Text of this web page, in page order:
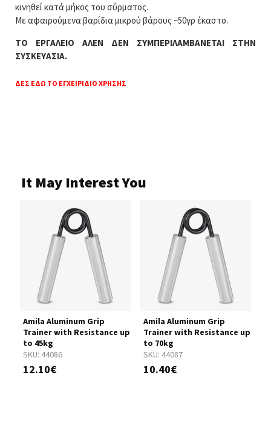
κινηθεί κατά μήκος του σύρματος.
Με αφαιρούμενα βαρίδια μικρού βάρους ~50γρ έκαστο.
ΤΟ ΕΡΓΑΛΕΙΟ ΑΛΕΝ ΔΕΝ ΣΥΜΠΕΡΙΛΑΜΒΑΝΕΤΑΙ ΣΤΗΝ
ΣΥΣΚΕΥΑΣΙΑ.
ΔΕΣ ΕΔΩ ΤΟ ΕΓΧΕΙΡΙΔΙΟ ΧΡΗΣΗΣ
It May Interest You
SKU: 44086
Amila Aluminum Grip
Trainer with Resistance up
to 45kg
12.10€
SKU: 44087
Amila Aluminum Grip
Trainer with Resistance up
to 70kg
10.40€